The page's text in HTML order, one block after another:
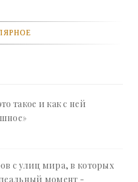
такое и как с ней
с улиц мира, в которых
момент -